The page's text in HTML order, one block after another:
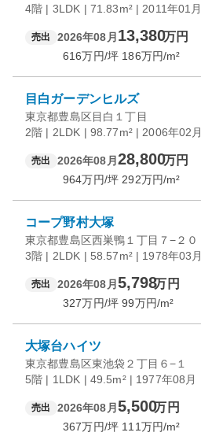
4階 | 3LDK | 71.83m² | 2011年01月
売出 2026年08月 13,380万円
616万円/坪 186万円/m²
目白ガーデンヒルズ
東京都豊島区目白１丁目
2階 | 2LDK | 98.77m² | 2006年02月
売出 2026年08月 28,800万円
964万円/坪 292万円/m²
コープ野村大塚
東京都豊島区西巣鴨１丁目７−２０
3階 | 2LDK | 58.57m² | 1978年03月
売出 2026年08月 5,798万円
327万円/坪 99万円/m²
大塚台ハイツ
東京都豊島区東池袋２丁目６−１
5階 | 1LDK | 49.5m² | 1977年08月
売出 2026年08月 5,500万円
367万円/坪 111万円/m²